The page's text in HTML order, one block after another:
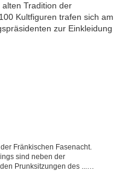
Fränkischen Fasenacht.
sind neben der
Prunksitzungen des ...